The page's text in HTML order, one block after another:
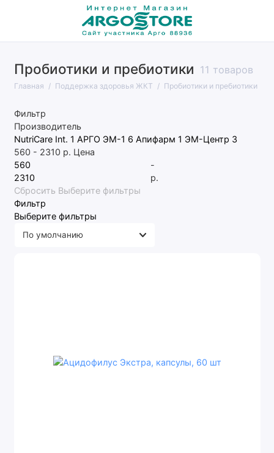
Пробиотики и пребиотики 11 товаров
Главная Поддержка здоровья ЖКТ Пробиотики и пребиотики
Геморрой
Запор
Изжога
Язва
Фильтр
Производитель
NutriCare Int. 1 АРГО ЭМ-1 6 Апифарм 1 ЭМ-Центр 3
560 - 2310 р. Цена
-
р.
Сбросить Выберите фильтры
Фильтр
Выберите фильтры